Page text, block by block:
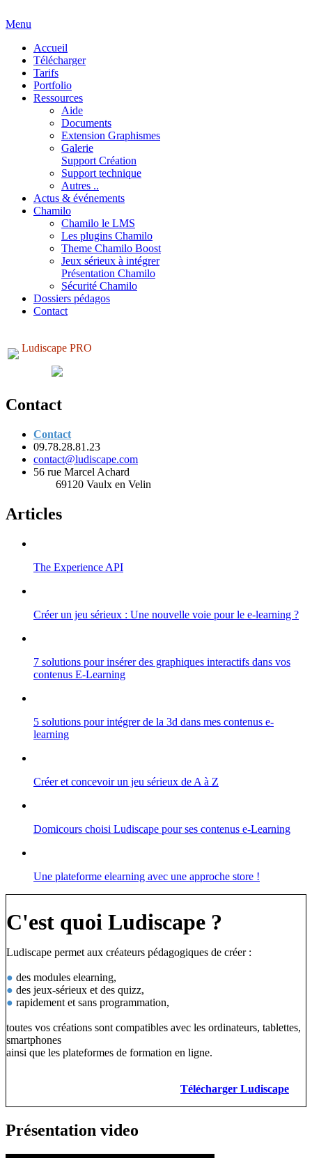
Menu
Accueil
Télécharger
Tarifs
Portfolio
Ressources
Aide
Documents
Extension Graphismes
Galerie
Support Création
Support technique
Autres ..
Actus & événements
Chamilo
Chamilo le LMS
Les plugins Chamilo
Theme Chamilo Boost
Jeux sérieux à intégrer
Présentation Chamilo
Sécurité Chamilo
Dossiers pédagos
Contact
Ludiscape PRO
Contact
Contact
09.78.28.81.23
contact@ludiscape.com
56 rue Marcel Achard
69120 Vaulx en Velin
Articles
The Experience API
Créer un jeu sérieux : Une nouvelle voie pour le e-learning ?
7 solutions pour insérer des graphiques interactifs dans vos
contenus E-Learning
5 solutions pour intégrer de la 3d dans mes contenus e-
learning
Créer et concevoir un jeu sérieux de A à Z
Domicours choisi Ludiscape pour ses contenus e-Learning
Une plateforme elearning avec une approche store !
C'est quoi Ludiscape ?
Ludiscape permet aux créateurs pédagogiques de créer :
● des modules elearning,
● des jeux-sérieux et des quizz,
● rapidement et sans programmation,
toutes vos créations sont compatibles avec les ordinateurs, tablettes,
smartphones
ainsi que les plateformes de formation en ligne.
Télécharger Ludiscape
Présentation video